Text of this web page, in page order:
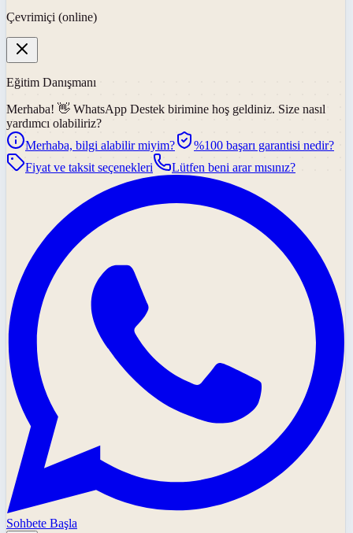
Çevrimiçi (online)
Eğitim Danışmanı
Merhaba! 👋 WhatsApp Destek birimine hoş geldiniz. Size nasıl
yardımcı olabiliriz?
Merhaba, bilgi alabilir miyim?
%100 başarı garantisi nedir?
Fiyat ve taksit seçenekleri
Lütfen beni arar mısınız?
Sohbete Başla